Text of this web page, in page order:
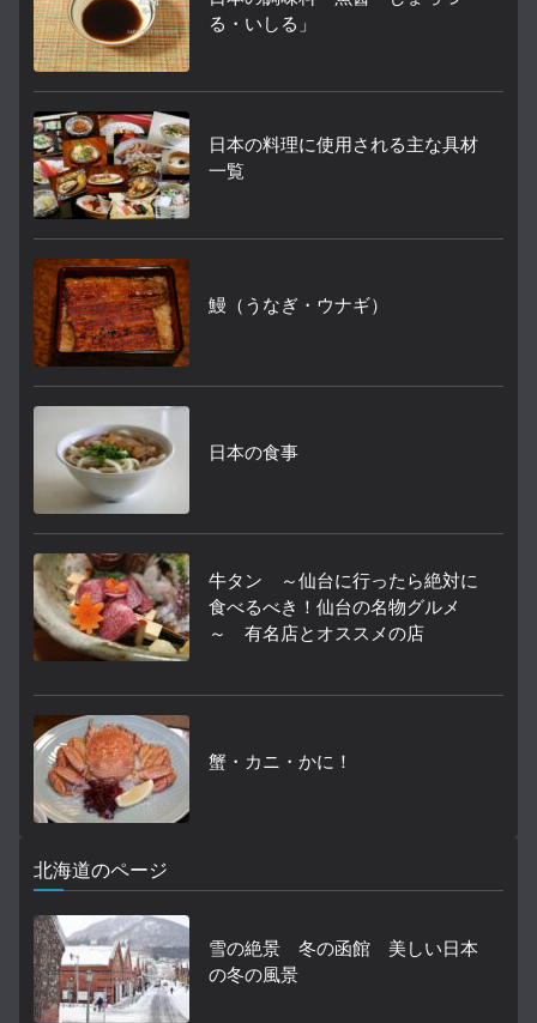
る・いしる」
日本の料理に使用される主な具材
一覧
鰻（うなぎ・ウナギ）
日本の食事
牛タン ～仙台に行ったら絶対に
食べるべき！仙台の名物グルメ
～ 有名店とオススメの店
蟹・カニ・かに！
北海道のページ
雪の絶景 冬の函館 美しい日本
の冬の風景